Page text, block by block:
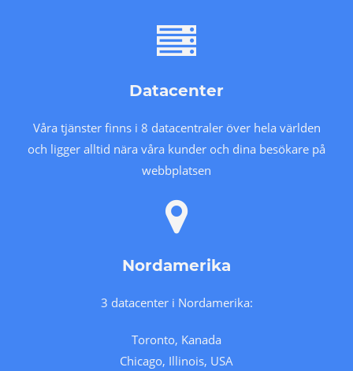
Datacenter
Våra tjänster finns i 8 datacentraler över hela världen
och ligger alltid nära våra kunder och dina besökare på
webbplatsen
Nordamerika
3 datacenter i Nordamerika:
Toronto, Kanada
Chicago, Illinois, USA